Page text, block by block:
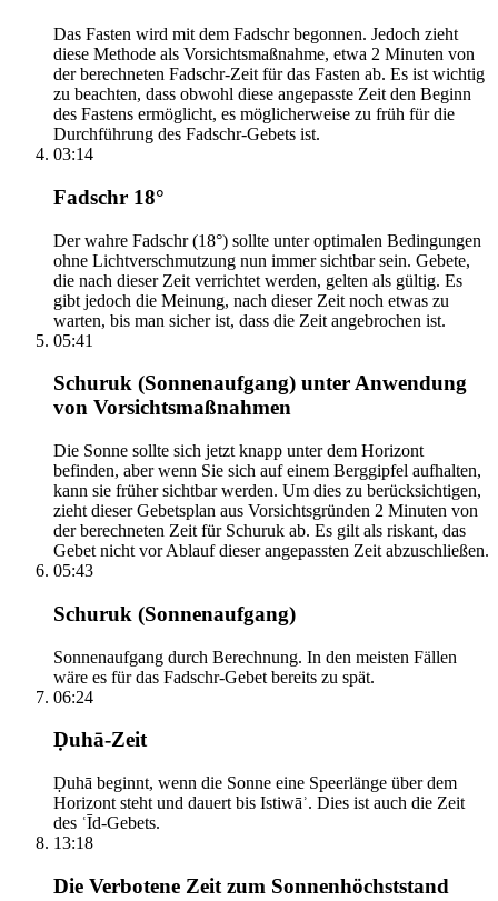
Das Fasten wird mit dem Fadschr begonnen. Jedoch zieht
diese Methode als Vorsichtsmaßnahme, etwa 2 Minuten von
der berechneten Fadschr-Zeit für das Fasten ab. Es ist wichtig
zu beachten, dass obwohl diese angepasste Zeit den Beginn
des Fastens ermöglicht, es möglicherweise zu früh für die
Durchführung des Fadschr-Gebets ist.
03:14
Fadschr 18°
Der wahre Fadschr (18°) sollte unter optimalen Bedingungen
ohne Lichtverschmutzung nun immer sichtbar sein. Gebete,
die nach dieser Zeit verrichtet werden, gelten als gültig. Es
gibt jedoch die Meinung, nach dieser Zeit noch etwas zu
warten, bis man sicher ist, dass die Zeit angebrochen ist.
05:41
Schuruk (Sonnenaufgang) unter Anwendung
von Vorsichtsmaßnahmen
Die Sonne sollte sich jetzt knapp unter dem Horizont
befinden, aber wenn Sie sich auf einem Berggipfel aufhalten,
kann sie früher sichtbar werden. Um dies zu berücksichtigen,
zieht dieser Gebetsplan aus Vorsichtsgründen 2 Minuten von
der berechneten Zeit für Schuruk ab. Es gilt als riskant, das
Gebet nicht vor Ablauf dieser angepassten Zeit abzuschließen.
05:43
Schuruk (Sonnenaufgang)
Sonnenaufgang durch Berechnung. In den meisten Fällen
wäre es für das Fadschr-Gebet bereits zu spät.
06:24
Ḍuhā-Zeit
Ḍuhā beginnt, wenn die Sonne eine Speerlänge über dem
Horizont steht und dauert bis Istiwāʾ. Dies ist auch die Zeit
des ʿĪd-Gebets.
13:18
Die Verbotene Zeit zum Sonnenhöchststand